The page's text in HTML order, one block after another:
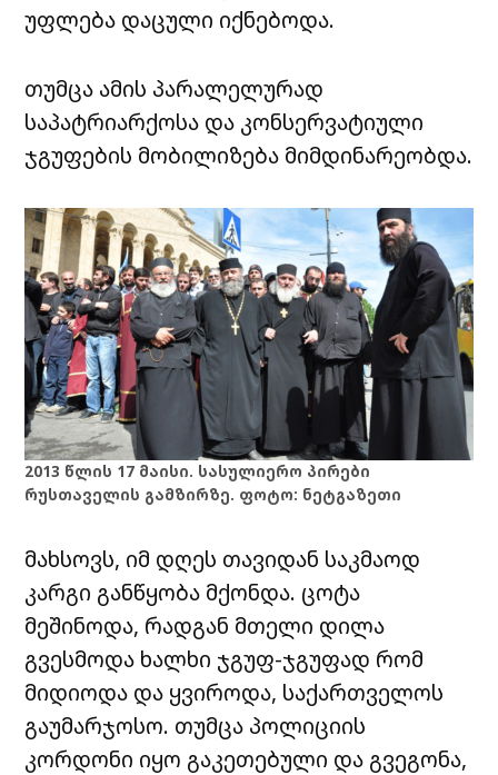
უფლება დაცული იქნებოდა.
თუმცა ამის პარალელურად
საპატრიარქოსა და კონსერვატიული
ჯგუფების მობილიზება მიმდინარეობდა.
2013 წლის 17 მაისი. სასულიერო პირები
რუსთაველის გამზირზე. ფოტო: ნეტგაზეთი
მახსოვს, იმ დღეს თავიდან საკმაოდ
კარგი განწყობა მქონდა. ცოტა
მეშინოდა, რადგან მთელი დილა
გვესმოდა ხალხი ჯგუფ-ჯგუფად რომ
მიდიოდა და ყვიროდა, საქართველოს
გაუმარჯოსო. თუმცა პოლიციის
კორდონი იყო გაკეთებული და გვეგონა,